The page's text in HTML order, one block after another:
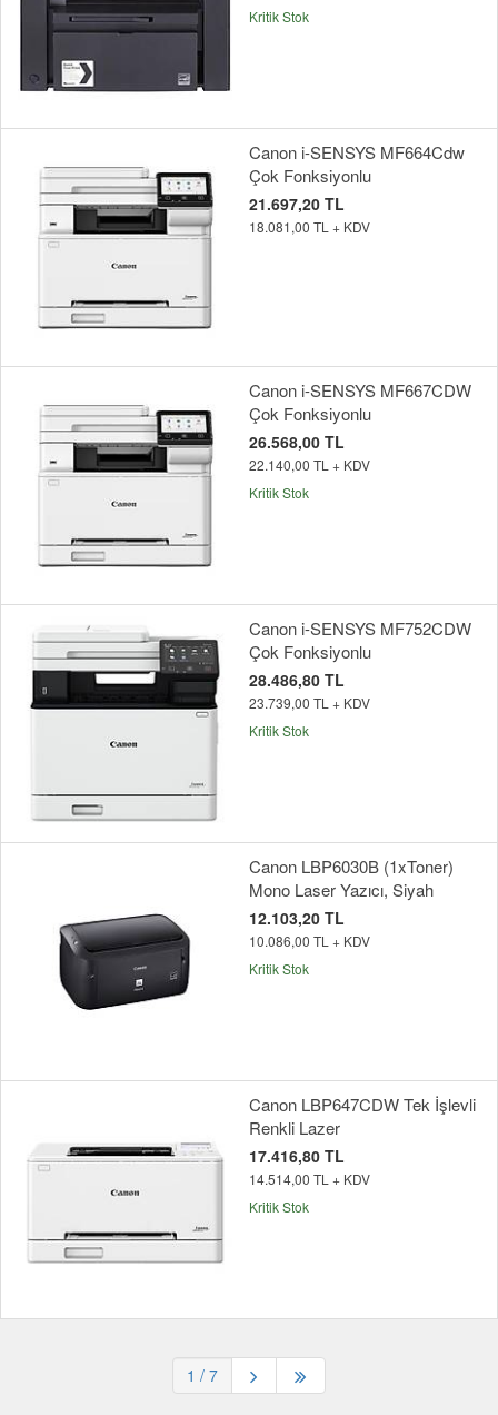
Kritik Stok
Canon i-SENSYS MF664Cdw
Çok Fonksiyonlu
21.697,20 TL
18.081,00 TL + KDV
Canon i-SENSYS MF667CDW
Çok Fonksiyonlu
26.568,00 TL
22.140,00 TL + KDV
Kritik Stok
Canon i-SENSYS MF752CDW
Çok Fonksiyonlu
28.486,80 TL
23.739,00 TL + KDV
Kritik Stok
Canon LBP6030B (1xToner)
Mono Laser Yazıcı, Siyah
12.103,20 TL
10.086,00 TL + KDV
Kritik Stok
Canon LBP647CDW Tek İşlevli
Renkli Lazer
17.416,80 TL
14.514,00 TL + KDV
Kritik Stok
1 / 7